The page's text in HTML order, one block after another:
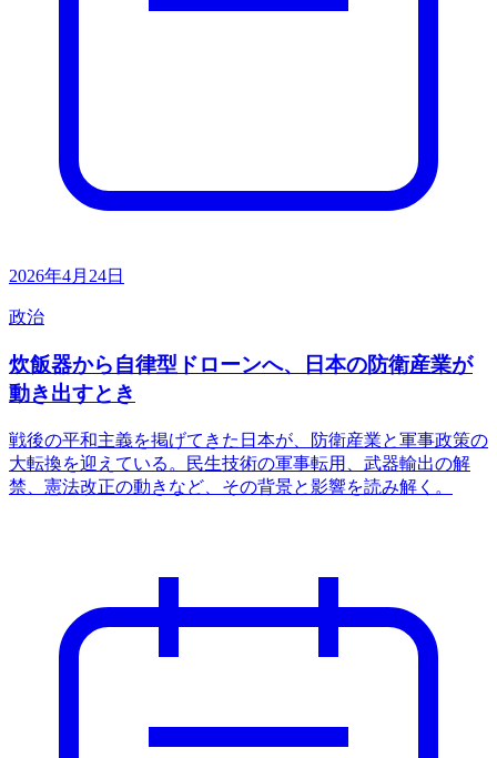
2026年4月24日
政治
炊飯器から自律型ドローンへ、日本の防衛産業が
動き出すとき
戦後の平和主義を掲げてきた日本が、防衛産業と軍事政策の
大転換を迎えている。民生技術の軍事転用、武器輸出の解
禁、憲法改正の動きなど、その背景と影響を読み解く。